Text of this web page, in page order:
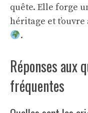
quête. Elle forge
héritage et
.
Réponses aux
fréquentes